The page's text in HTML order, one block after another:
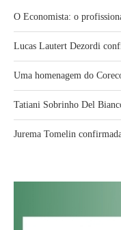
O Economista: o
Lucas Lautert Dezordi
Uma homenagem do
Tatiani Sobrinho Del
Jurema Tomelin